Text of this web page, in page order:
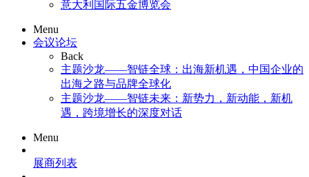
意大利国际五金博览会
Menu
会议论坛
Back
主题沙龙——智链全球：出海新机遇，中国企业的
出海之路与品牌全球化
主题沙龙——智链未来：新势力，新动能，新机
遇，跨境增长的深度对话
Menu
展商列表